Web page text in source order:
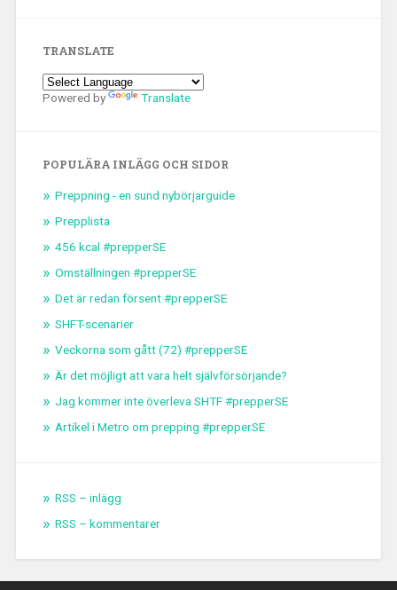
TRANSLATE
Powered by Translate
POPULÄRA INLÄGG OCH SIDOR
Preppning - en sund nybörjarguide
Prepplista
456 kcal #prepperSE
Omställningen #prepperSE
Det är redan försent #prepperSE
SHFT-scenarier
Veckorna som gått (72) #prepperSE
Är det möjligt att vara helt självförsörjande?
Jag kommer inte överleva SHTF #prepperSE
Artikel i Metro om prepping #prepperSE
RSS – inlägg
RSS – kommentarer